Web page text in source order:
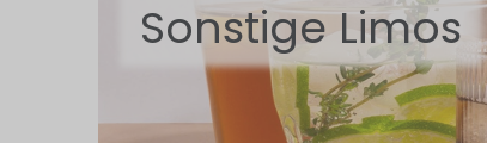
Sonstige Limos